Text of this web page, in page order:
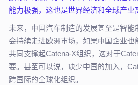
能力极强，这也是世界经济和全球产业
未来，中国汽车制造的发展甚至是智能
会持续走进欧洲市场，如果中国企业也
共同支撑起Catena-X组织，这对于
要。甚至可以说，缺少中国的加入，
跨国际的全球化组织。